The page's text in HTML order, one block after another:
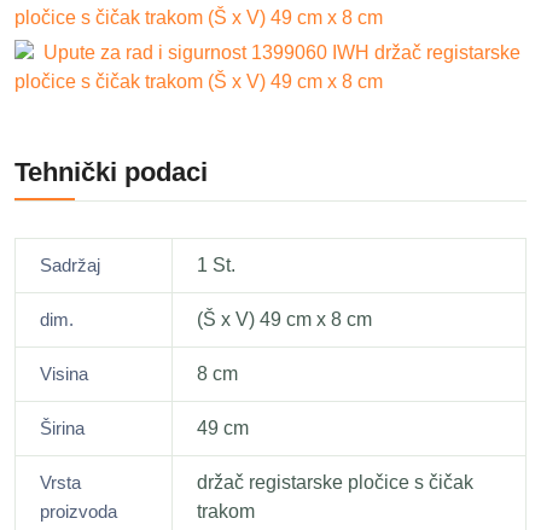
pločice s čičak trakom (Š x V) 49 cm x 8 cm
Upute za rad i sigurnost 1399060 IWH držač registarske
pločice s čičak trakom (Š x V) 49 cm x 8 cm
Tehnički podaci
Sadržaj 1 St.
dim. (Š x V) 49 cm x 8 cm
Visina 8 cm
Širina 49 cm
Vrsta
proizvoda
držač registarske pločice s čičak
trakom